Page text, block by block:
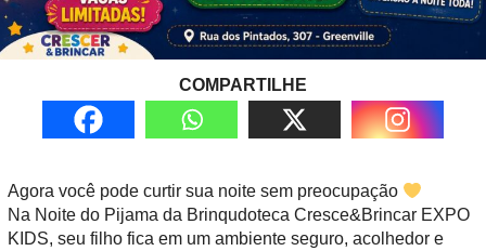
COMPARTILHE
Agora você pode curtir sua noite sem preocupação
Na Noite do Pijama da Brinqudoteca Cresce&Brincar EXPO
KIDS, seu filho fica em um ambiente seguro, acolhedor e